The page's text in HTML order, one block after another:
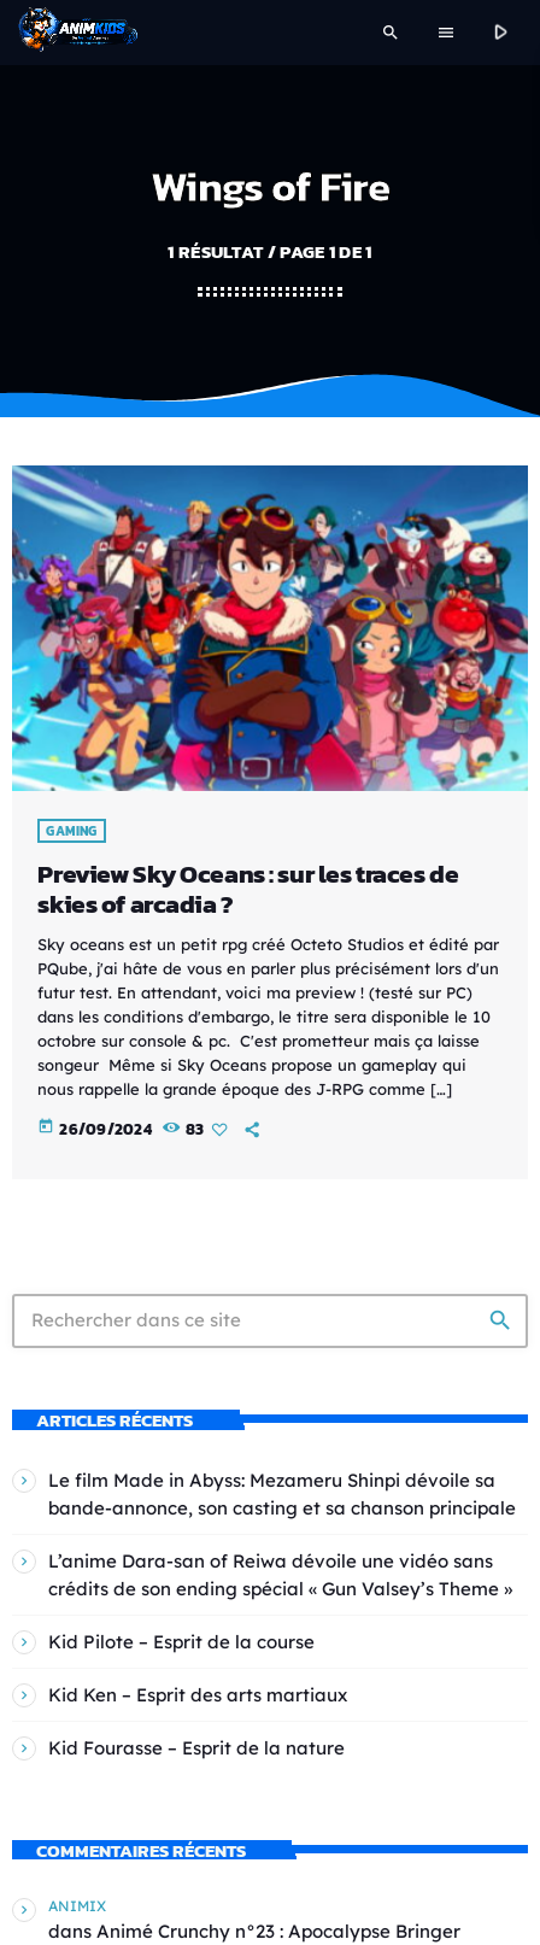
search menu play_arrow
Wings of Fire
1 RÉSULTAT / PAGE 1 DE 1
GAMING
Preview Sky Oceans : sur les traces de
skies of arcadia ?
Sky oceans est un petit rpg créé Octeto Studios et édité par
PQube, j'ai hâte de vous en parler plus précisément lors d'un
futur test. En attendant, voici ma preview ! (testé sur PC)
dans les conditions d'embargo, le titre sera disponible le 10
octobre sur console & pc. C'est prometteur mais ça laisse
songeur Même si Sky Oceans propose un gameplay qui
nous rappelle la grande époque des J-RPG comme […]
today 26/09/2024 83
search
ARTICLES RÉCENTS
Le film Made in Abyss: Mezameru Shinpi dévoile sa
bande-annonce, son casting et sa chanson principale
L’anime Dara-san of Reiwa dévoile une vidéo sans
crédits de son ending spécial « Gun Valsey’s Theme »
Kid Pilote – Esprit de la course
Kid Ken – Esprit des arts martiaux
Kid Fourasse – Esprit de la nature
COMMENTAIRES RÉCENTS
ANIMIX
dans Animé Crunchy n°23 : Apocalypse Bringer